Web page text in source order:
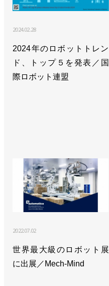
2024.02.28
2024年のロボットトレン
ド、トップ５を発表／国
際ロボット連盟
2022.07.02
世界最大級のロボット展
に出展／Mech-Mind